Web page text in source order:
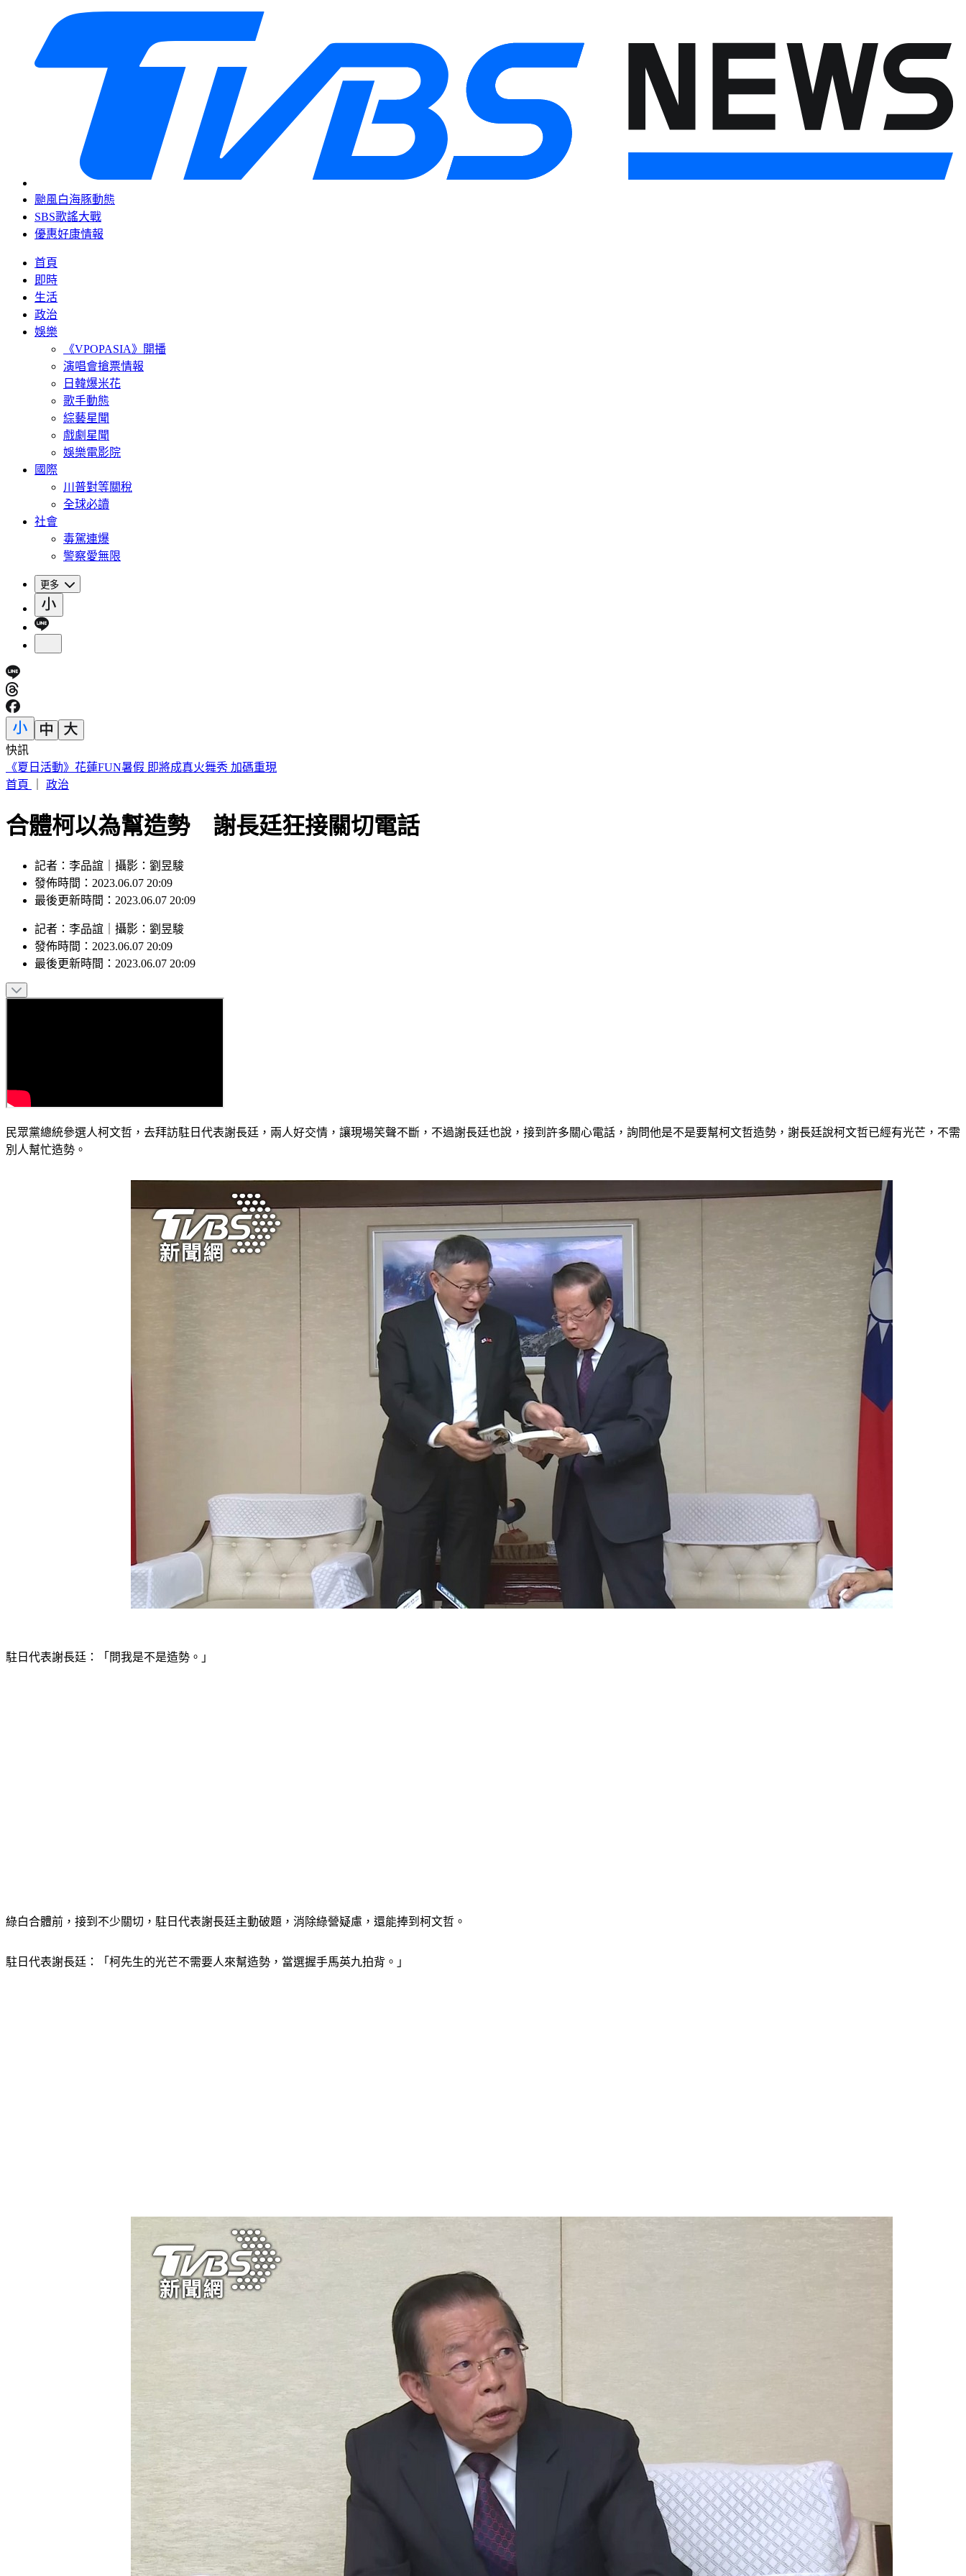
颱風白海豚動態
SBS歌謠大戰
優惠好康情報
首頁
即時
生活
政治
娛樂
《VPOPASIA》開播
演唱會搶票情報
日韓爆米花
歌手動態
綜藝星聞
戲劇星聞
娛樂電影院
國際
川普對等關稅
全球必讀
社會
毒駕連爆
警察愛無限
更多
快訊
《夏日活動》花蓮FUN暑假 即將成真火舞秀 加碼重現
首頁
政治
合體柯以為幫造勢 謝長廷狂接關切電話
記者：李品誼｜攝影：劉昱駿
發佈時間：2023.06.07 20:09
最後更新時間：2023.06.07 20:09
記者 ： 李品誼 攝影 ： 劉昱駿
發佈時間： 2023.06.07 20:09
最後更新時間： 2023.06.07 20:09
民眾黨總統參選人柯文哲，去拜訪駐日代表謝長廷，兩人好交情，讓現場笑聲不斷，不過謝長廷也說，接到許多關心電話，詢問他是不是要幫柯文哲造勢，謝長廷說柯文哲已經有光芒，不需
別人幫忙造勢。
駐日代表謝長廷：「問我是不是造勢。」
綠白合體前，接到不少關切，駐日代表謝長廷主動破題，消除綠營疑慮，還能捧到柯文哲。
駐日代表謝長廷：「柯先生的光芒不需要人來幫造勢，當選握手馬英九拍背。」